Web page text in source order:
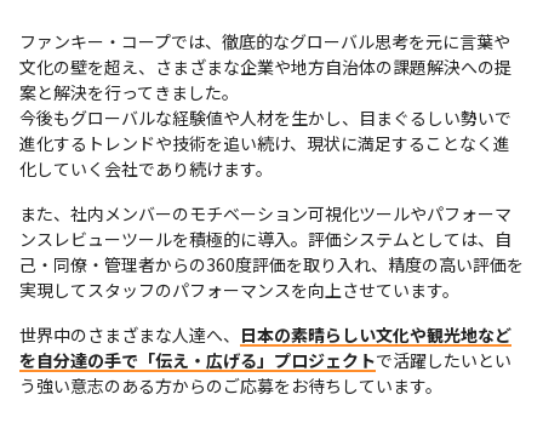
ファンキー・コープでは、徹底的なグローバル思考を元に言葉や
文化の壁を超え、さまざまな企業や地方自治体の課題解決への提
案と解決を行ってきました。
今後もグローバルな経験値や人材を生かし、目まぐるしい勢いで
進化するトレンドや技術を追い続け、現状に満足することなく進
化していく会社であり続けます。
また、社内メンバーのモチベーション可視化ツールやパフォーマ
ンスレビューツールを積極的に導入。評価システムとしては、自
己・同僚・管理者からの360度評価を取り入れ、精度の高い評価を
実現してスタッフのパフォーマンスを向上させています。
世界中のさまざまな人達へ、 日本の素晴らしい文化や観光地など
を自分達の手で「伝え・広げる」プロジェクトで活躍したいとい
う強い意志のある方からのご応募をお待ちしています。